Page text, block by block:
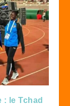
le Tchad